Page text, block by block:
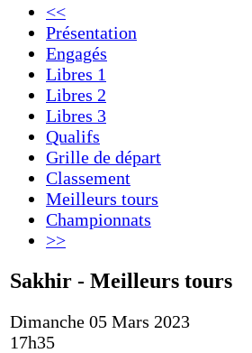
<<
Présentation
Engagés
Libres 1
Libres 2
Libres 3
Qualifs
Grille de départ
Classement
Meilleurs tours
Championnats
>>
Sakhir - Meilleurs tours
Dimanche 05 Mars 2023
17h35